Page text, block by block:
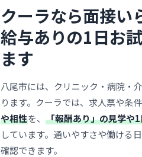
クーラなら面接い
給与ありの1日お
ます
八尾市には、クリニック・病院・
ります。クーラでは、求人票や条
や相性を、 「報酬あり」の見学や
しています。通いやすさや働ける
確認できます。